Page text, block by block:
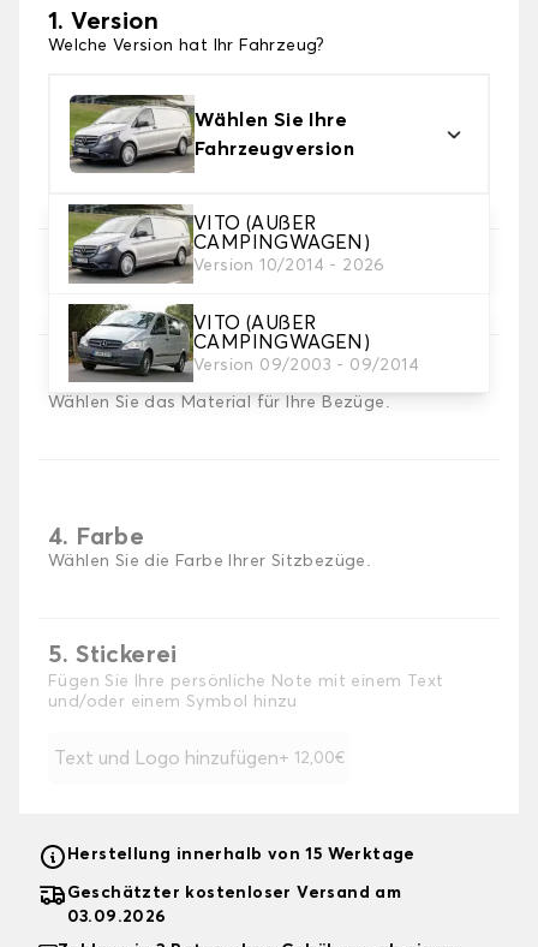
1. Version
Welche Version hat Ihr Fahrzeug?
Wählen Sie Ihre
Fahrzeugversion
VITO (AUßER
CAMPINGWAGEN)
Version 10/2014 - 2026
VITO (AUßER
CAMPINGWAGEN)
Version 09/2003 - 09/2014
2. Satz von Bezügen
3. Material
Wählen Sie das Material für Ihre Bezüge.
4. Farbe
Wählen Sie die Farbe Ihrer Sitzbezüge.
5. Stickerei
Fügen Sie Ihre persönliche Note mit einem Text
und/oder einem Symbol hinzu
Text und Logo hinzufügen + 12,00€
Herstellung innerhalb von 15 Werktage
Geschätzter kostenloser Versand am
03.09.2026